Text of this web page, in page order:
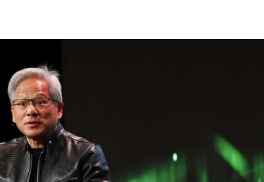
间，他曾担任新加坡国家美术馆高级策展人，此后
部主管。2015年，他策划了第56届威尼斯双年展新
加坡馆。穆斯塔法还于2018年共同策划了达卡艺术
峰会，目前他正参与筹备将于2026年11月在多哈举
行的首届卡塔尔鲁拜亚四年展（Rubaiya
Qatar）。2017年至2022年，他曾担任柏林世界文
化宫（Haus der Kulturen der Welt）项目委员会成
员。自2025年起，他还担任国际现代艺术博物馆与